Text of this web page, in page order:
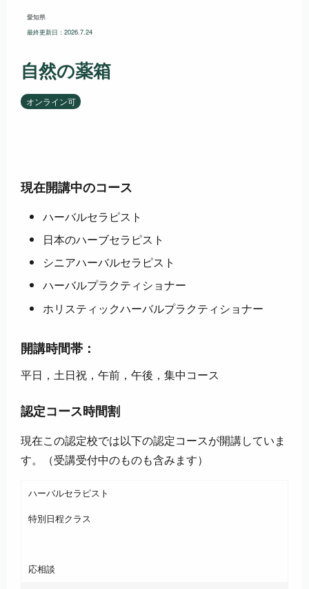
愛知県
最終更新日：2026.7.24
自然の薬箱
オンライン可
現在開講中のコース
ハーバルセラピスト
日本のハーブセラピスト
シニアハーバルセラピスト
ハーバルプラクティショナー
ホリスティックハーバルプラクティショナー
開講時間帯：
平日，土日祝，午前，午後，集中コース
認定コース時間割
現在この認定校では以下の認定コースが開講していま
す。（受講受付中のものも含みます）
ハーバルセラピスト
特別日程クラス
応相談